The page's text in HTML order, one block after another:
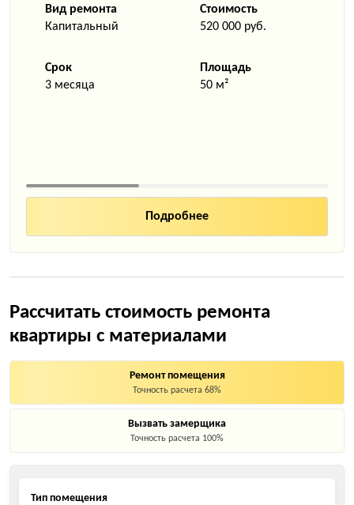
Вид ремонта
Капитальный
Стоимость
520 000 руб.
Срок
3 месяца
Площадь
50 м²
Рассчитать стоимость ремонта
квартиры с материалами
Ремонт помещения
Точность расчета 68%
Вызвать замерщика
Точность расчета 100%
Тип помещения